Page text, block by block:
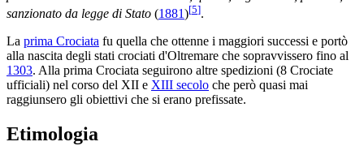
sanzionato da legge di Stato (1881)[5].
La prima Crociata fu quella che ottenne i maggiori successi e portò
alla nascita degli stati crociati d'Oltremare che sopravvissero fino al
1303. Alla prima Crociata seguirono altre spedizioni (8 Crociate
ufficiali) nel corso del XII e XIII secolo che però quasi mai
raggiunsero gli obiettivi che si erano prefissate.
Etimologia